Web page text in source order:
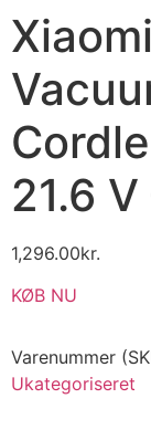
21.6
1,296.00kr.
KØB NU
Varenummer
Ukategoriseret